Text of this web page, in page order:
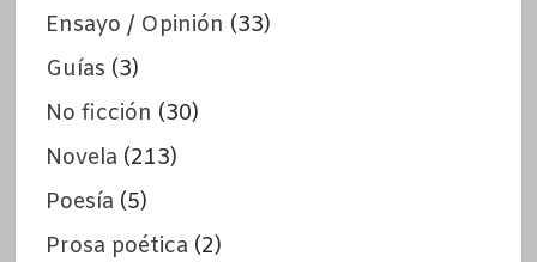
Ensayo / Opinión (33)
Guías (3)
No ficción (30)
Novela (213)
Poesía (5)
Prosa poética (2)